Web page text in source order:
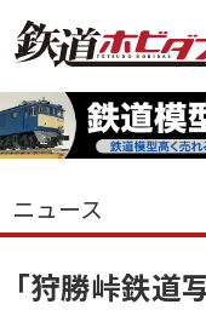
ニュース
「狩勝峠鉄道